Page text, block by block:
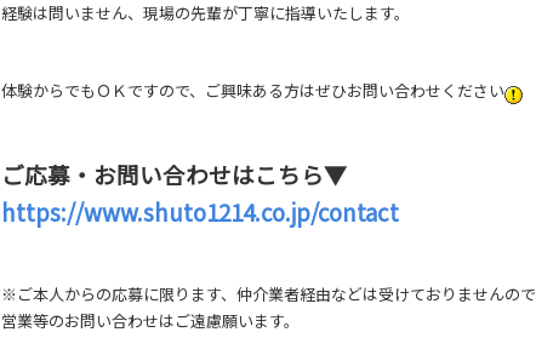
経験は問いません、現場の先輩が丁寧に指導いたします。
体験からでもＯＫですので、ご興味ある方はぜひお問い合わせください
ご応募・お問い合わせはこちら▼
https://www.shuto1214.co.jp/contact
※ご本人からの応募に限ります、仲介業者経由などは受けておりませんので
営業等のお問い合わせはご遠慮願います。